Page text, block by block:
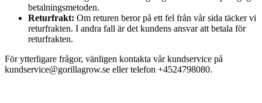
betalningsmetoden.
Returfrakt: Om returen beror på ett fel från vår sida täcker vi
returfrakten. I andra fall är det kundens ansvar att betala för
returfrakten.
För ytterligare frågor, vänligen kontakta vår kundservice på
kundservice@gorillagrow.se eller telefon +4524798080.